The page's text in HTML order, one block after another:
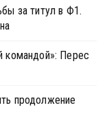
за титул в Ф1.
командой»: Перес
продолжение